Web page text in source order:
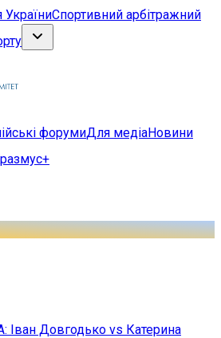
УкраїниСпортивний арбітражний
форумиДля медіаНовини
Іван Довгодько vs Катерина